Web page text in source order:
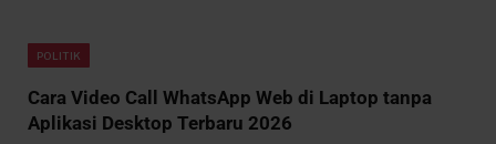
POLITIK
Cara Video Call WhatsApp Web di Laptop tanpa
Aplikasi Desktop Terbaru 2026